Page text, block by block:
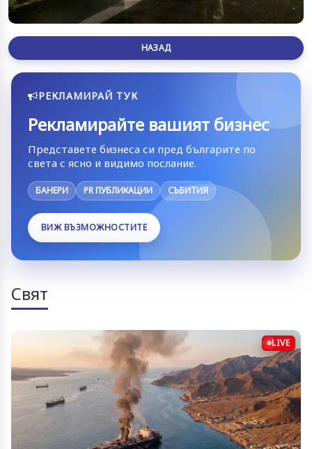
НАЗАД
РЕКЛАМИРАЙ ТУК
Рекламирайте вашият бизнес
Представете бизнеса си пред българите по
света с ясно и видимо послание.
БАНЕРИ PR ПУБЛИКАЦИИ СЪБИТИЯ
ВИЖ ВЪЗМОЖНОСТИТЕ
Свят
LIVE